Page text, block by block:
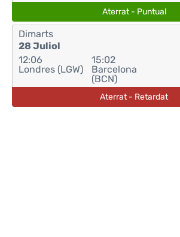
Aterrat - Puntual
Dimarts
28 Juliol
12:06
Londres (LGW)
15:02
Barcelona
(BCN)
Aterrat - Retardat